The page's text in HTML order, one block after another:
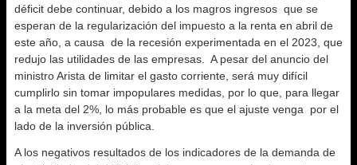
déficit debe continuar, debido a los magros ingresos que se
esperan de la regularización del impuesto a la renta en abril de
este año, a causa de la recesión experimentada en el 2023, que
redujo las utilidades de las empresas. A pesar del anuncio del
ministro Arista de limitar el gasto corriente, será muy difícil
cumplirlo sin tomar impopulares medidas, por lo que, para llegar
a la meta del 2%, lo más probable es que el ajuste venga por el
lado de la inversión pública.
A los negativos resultados de los indicadores de la demanda de